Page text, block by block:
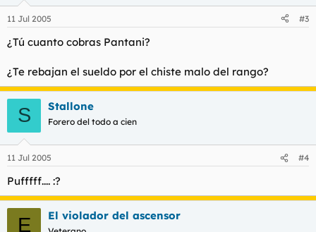
11 Jul 2005 #3
¿Tú cuanto cobras Pantani?
¿Te rebajan el sueldo por el chiste malo del rango?
S Stallone
Forero del todo a cien
11 Jul 2005 #4
Pufffff.... :?
E El violador del ascensor